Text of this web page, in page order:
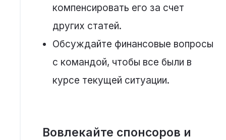
компенсировать его за счет
других статей.
Обсуждайте финансовые вопросы
с командой, чтобы все были в
курсе текущей ситуации.
Вовлекайте спонсоров и